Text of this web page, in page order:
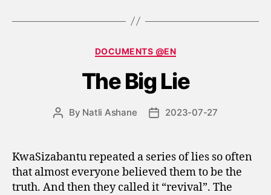
Categories
DOCUMENTS @EN
The Big Lie
Post
By Natli Ashane
Post2023-07-27
KwaSizabantu repeated a series of lies so often
that almost everyone believed them to be the
truth. And then they called it “revival”. The